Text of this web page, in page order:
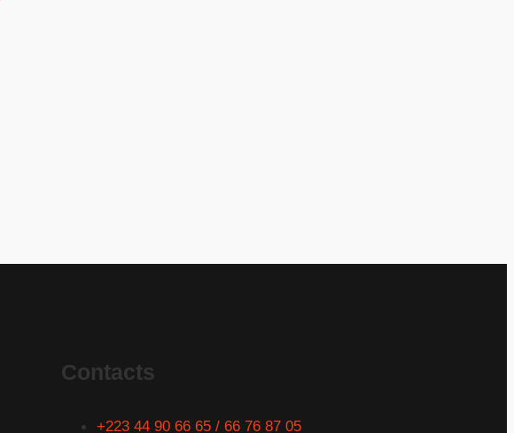
Contacts
+223 44 90 66 65 / 66 76 87 05